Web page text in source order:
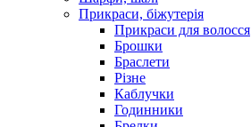
Прикраси, біжутерія
Прикраси для волосся
Брошки
Браслети
Різне
Каблучки
Годинники